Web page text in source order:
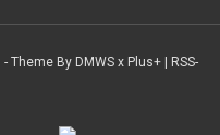
- Theme By DMWS x Plus+ | RSS-